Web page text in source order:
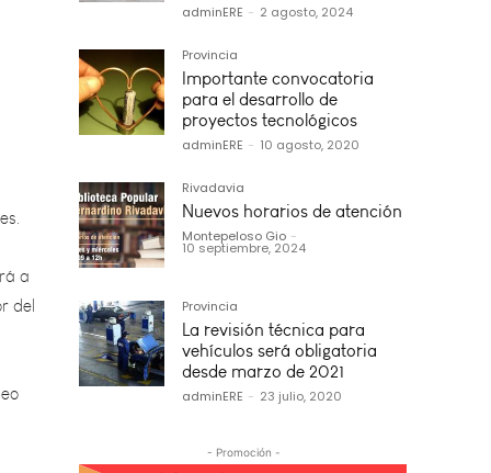
a
adminERE - 2 agosto, 2024
Provincia
Importante convocatoria
para el desarrollo de
proyectos tecnológicos
adminERE - 10 agosto, 2020
Rivadavia
Nuevos horarios de atención
Montepeloso Gio -
10 septiembre, 2024
Provincia
La revisión técnica para
vehículos será obligatoria
desde marzo de 2021
adminERE - 23 julio, 2020
- Promoción -